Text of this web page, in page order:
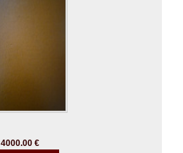
4000.00 €